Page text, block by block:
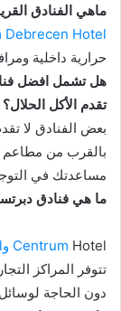
ماهي الفنادق
Debrecen Hotel
حرارية داخلية
هل تشمل افضل
تقدم الأكل الحلال؟
بعض الفنادق لا
بالقرب من مطاعم
مساعدتك في
ما هي فنادق
Centrum Hotel وLycium Hotel
تتوفر المراكز
دون الحاجة